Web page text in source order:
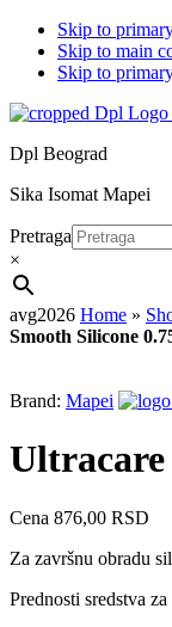
Skip to
Skip to main
Skip to
Dpl Beograd
Sika Isomat Mapei
Pretraga
×
avg2026 Home »
Smooth Silicone
Brand: Mapei
Ultracare
Cena 876,00 RSD
Za završnu obradu
Prednosti sredstva